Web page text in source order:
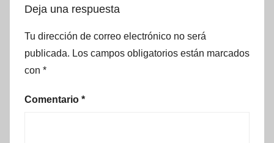
Deja una respuesta
Tu dirección de correo electrónico no será
publicada. Los campos obligatorios están marcados
con *
Comentario *